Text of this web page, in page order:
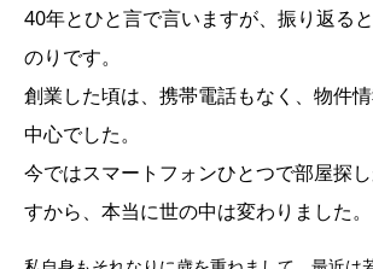
40年とひと言で言いますが、振り返る
のりです。
創業した頃は、携帯電話もなく、物件
中心でした。
今ではスマートフォンひとつで部屋探
すから、本当に世の中は変わりました。